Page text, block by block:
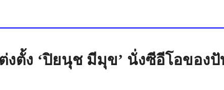
ตั้ง ‘ปิยนุช มีมุข’ นั่งซีอีโอของ